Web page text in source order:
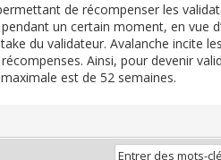
de récompenser les
un certain moment, en vue
du validateur. Avalanche incite
Ainsi, pour devenir
est de 52 semaines.